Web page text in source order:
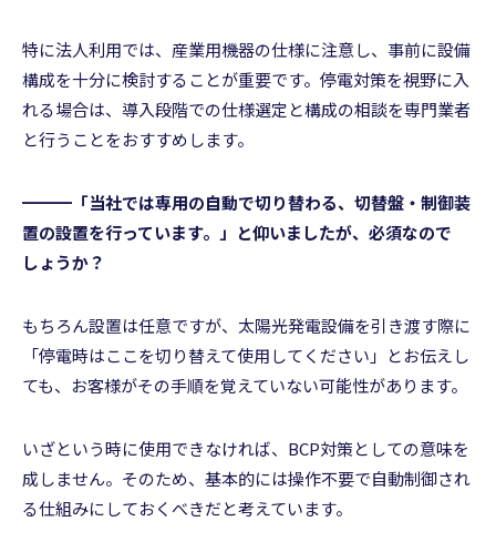
特に法人利用では、産業用機器の仕様に注意し、事前に設備
構成を十分に検討することが重要です。停電対策を視野に入
れる場合は、導入段階での仕様選定と構成の相談を専門業者
と行うことをおすすめします。
━━━「当社では専用の自動で切り替わる、切替盤・制御装
置の設置を行っています。」と仰いましたが、必須なので
しょうか？
もちろん設置は任意ですが、太陽光発電設備を引き渡す際に
「停電時はここを切り替えて使用してください」とお伝えし
ても、お客様がその手順を覚えていない可能性があります。
いざという時に使用できなければ、BCP対策としての意味を
成しません。そのため、基本的には操作不要で自動制御され
る仕組みにしておくべきだと考えています。